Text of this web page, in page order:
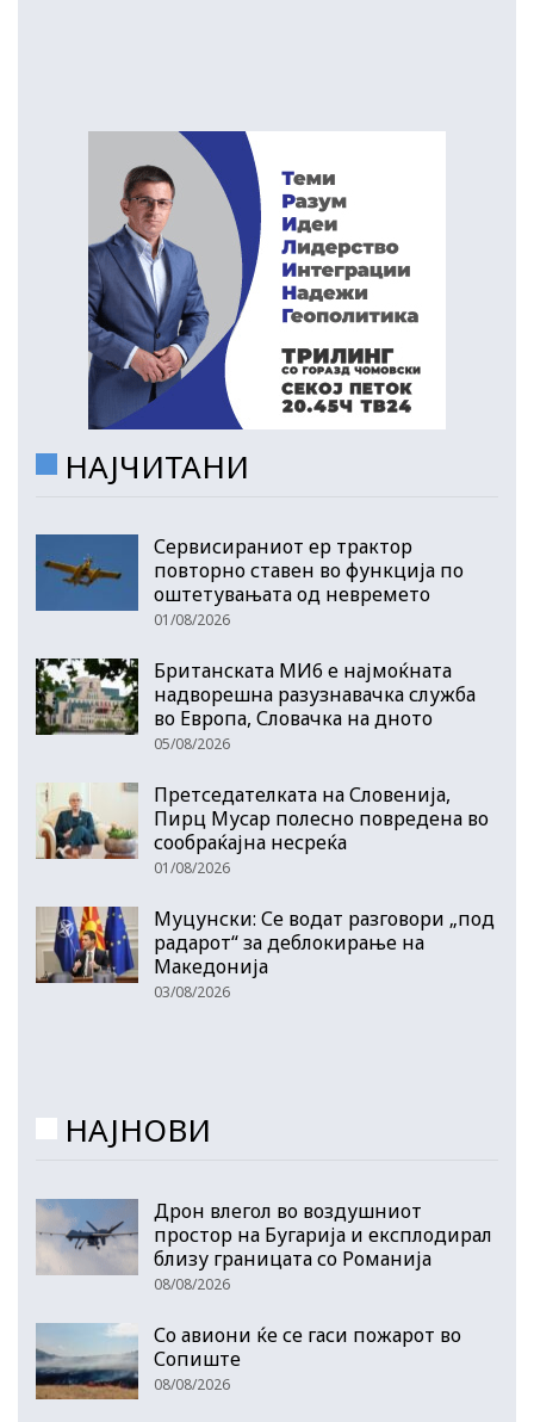
НАЈЧИТАНИ
Сервисираниот ер трактор
повторно ставен во функција по
оштетувањата од невремето
01/08/2026
Британската МИ6 е најмоќната
надворешна разузнавачка служба
во Европа, Словачка на дното
05/08/2026
Претседателката на Словенија,
Пирц Мусар полесно повредена во
сообраќајна несреќа
01/08/2026
Муцунски: Се водат разговори „под
радарот“ за деблокирање на
Македонија
03/08/2026
НАЈНОВИ
Дрон влегол во воздушниот
простор на Бугарија и експлодирал
близу границата со Романија
08/08/2026
Со авиони ќе се гаси пожарот во
Сопиште
08/08/2026